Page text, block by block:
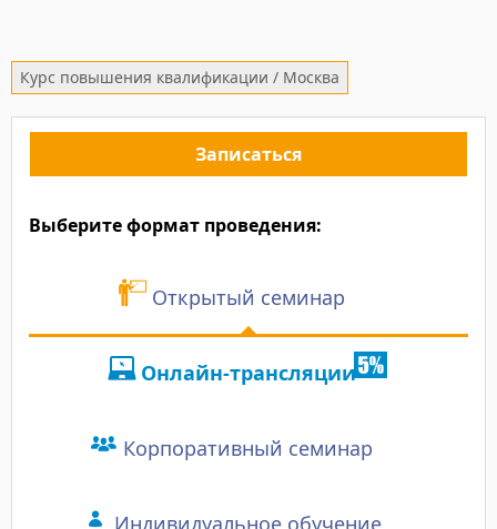
Курс повышения квалификации / Москва
Записаться
Выберите формат проведения:
Открытый семинар
Онлайн-трансляции
Корпоративный семинар